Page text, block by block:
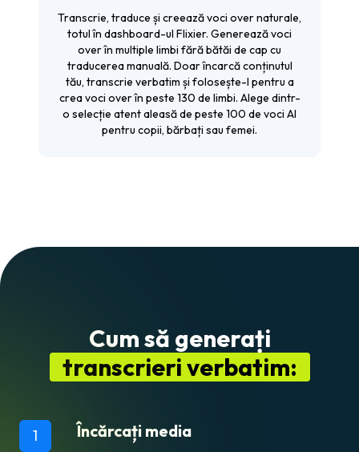
Transcrie, traduce și creează voci over naturale,
totul în dashboard-ul Flixier. Generează voci
over în multiple limbi fără bătăi de cap cu
traducerea manuală. Doar încarcă conținutul
tău, transcrie verbatim și folosește-l pentru a
crea voci over în peste 130 de limbi. Alege dintr-
o selecție atent aleasă de peste 100 de voci AI
pentru copii, bărbați sau femei.
Cum să generați
transcrieri verbatim:
1 Încărcați media